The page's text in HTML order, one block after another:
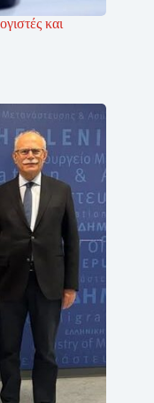
και